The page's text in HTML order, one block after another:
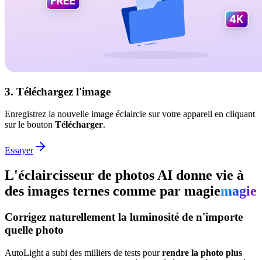
3. Téléchargez l'image
Enregistrez la nouvelle image éclaircie sur votre appareil en cliquant
sur le bouton Télécharger.
Essayer
L'éclaircisseur de photos AI donne vie à
des images ternes comme par magiemagie
Corrigez naturellement la luminosité de n'importe
quelle photo
AutoLight a subi des milliers de tests pourrendre la photo plus